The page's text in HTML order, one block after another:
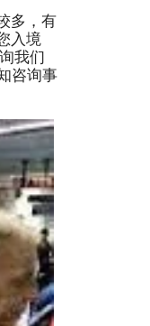
多，有
入境
我们
咨询事